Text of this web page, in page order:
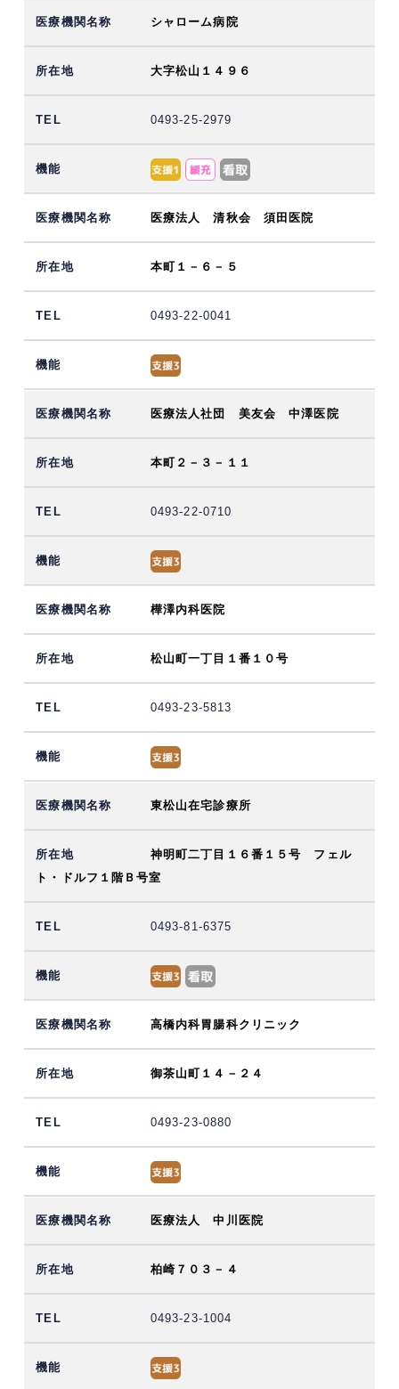
シャローム病院
大字松山１４９６
0493-25-2979
医療法人 清秋会 須田医院
本町１－６－５
0493-22-0041
医療法人社団 美友会 中澤医院
本町２－３－１１
0493-22-0710
樺澤内科医院
松山町一丁目１番１０号
0493-23-5813
東松山在宅診療所
神明町二丁目１６番１５号 フェル
ト・ドルフ１階Ｂ号室
0493-81-6375
高橋内科胃腸科クリニック
御茶山町１４－２４
0493-23-0880
医療法人 中川医院
柏崎７０３－４
0493-23-1004